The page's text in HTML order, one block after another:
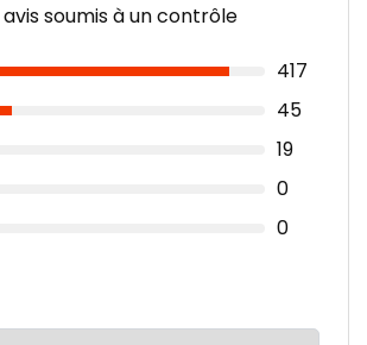
avis soumis à un contrôle
417
45
19
0
0